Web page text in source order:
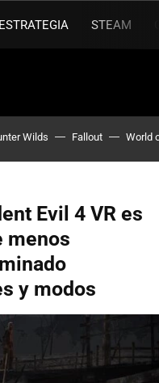
ESTRATEGIA STEAM
Wilds Fallout World
Evil 4 VR es
menos
y modos